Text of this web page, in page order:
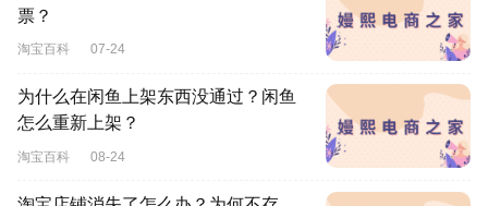
票？
淘宝百科 07-24
为什么在闲鱼上架东西没通过？闲鱼
怎么重新上架？
淘宝百科 08-24